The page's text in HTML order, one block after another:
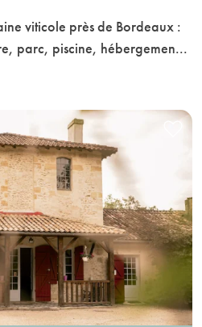
viticole près de Bordeaux :
parc, piscine, hébergemen...